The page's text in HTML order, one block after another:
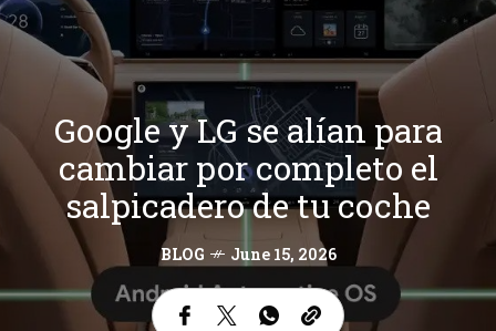
Google y LG se alían para
cambiar por completo el
salpicadero de tu coche
BLOG June 15, 2026